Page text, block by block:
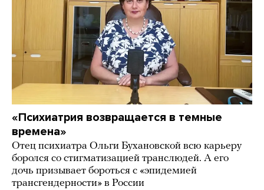
«Психиатрия возвращается в темные
времена»
Отец психиатра Ольги Бухановской всю карьеру
боролся со стигматизацией транслюдей. А его
дочь призывает бороться с «эпидемией
трансгендерности» в России